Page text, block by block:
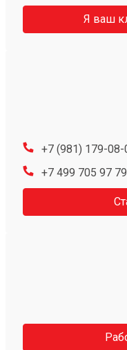
Я ваш
+7 (981) 179-08-
+7 499 705 97